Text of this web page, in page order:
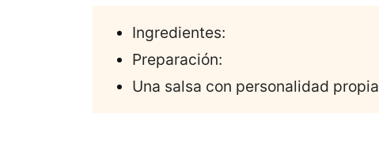
Ingredientes:
Preparación:
Una salsa con personalidad propia